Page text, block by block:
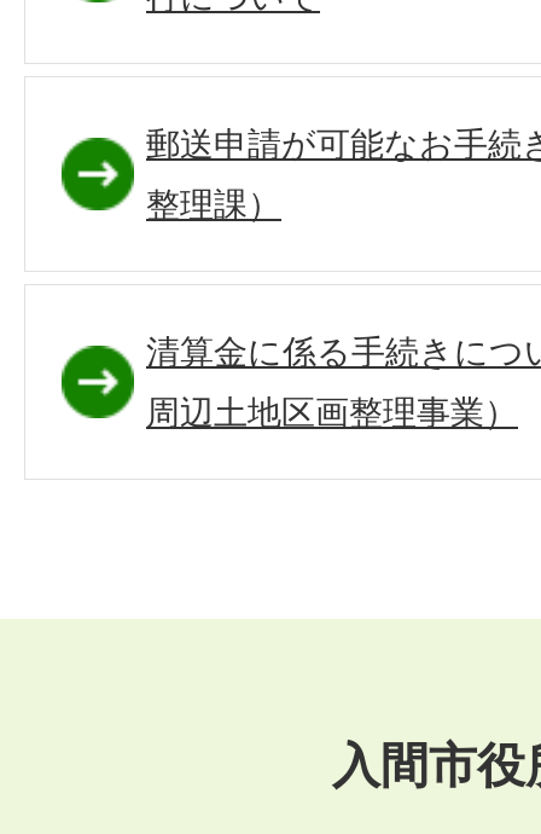
郵送申請が可能なお手続
整理課）
清算金に係る手続きにつ
周辺土地区画整理事業）
入間市役